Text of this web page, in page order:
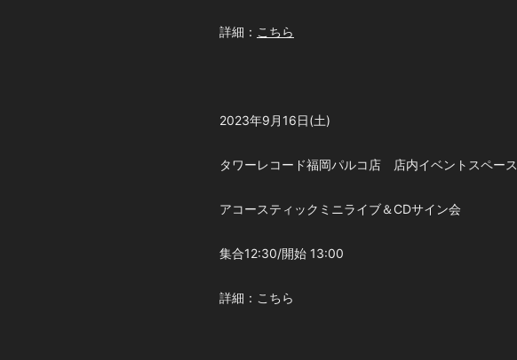
詳細： こちら
2023年9月16日(土)
タワーレコード福岡パルコ店 店内イベントスペース
アコースティックミニライブ＆CDサイン会
集合12:30/開始 13:00
詳細：こちら